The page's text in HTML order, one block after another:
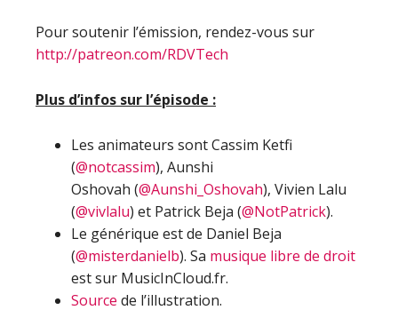
Pour soutenir l’émission, rendez-vous sur
http://patreon.com/RDVTech
Plus d’infos sur l’épisode :
Les animateurs sont Cassim Ketfi
(@notcassim), Aunshi
Oshovah (@Aunshi_Oshovah), Vivien Lalu
(@vivlalu) et Patrick Beja (@NotPatrick).
Le générique est de Daniel Beja
(@misterdanielb). Sa musique libre de droit
est sur MusicInCloud.fr.
Source de l’illustration.